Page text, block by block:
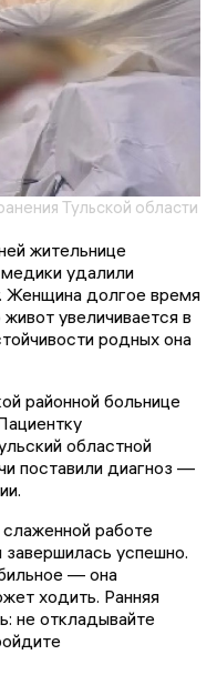
Тульской области
жительнице
удалили
Женщина долгое время
увеличивается в
родных она
районной больнице
областной
поставили диагноз —
работе
успешно.
— она
ходить. Ранняя
не откладывайте